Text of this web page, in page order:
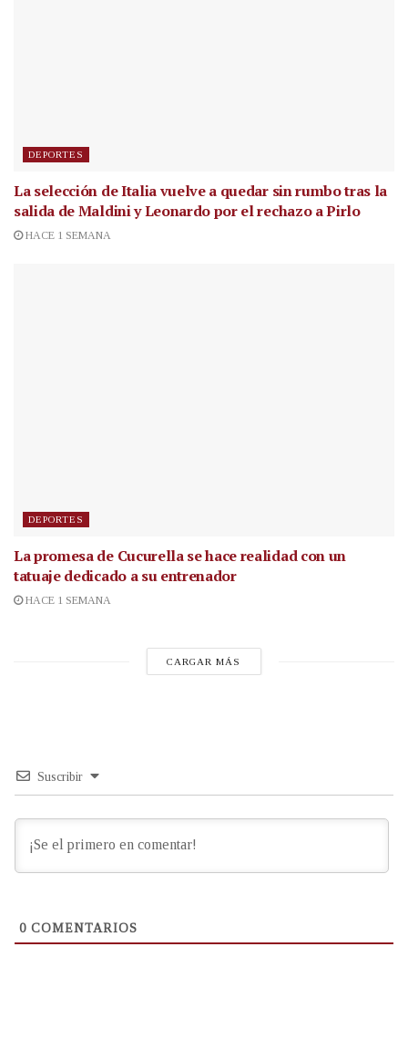
DEPORTES
La selección de Italia vuelve a quedar sin rumbo tras la
salida de Maldini y Leonardo por el rechazo a Pirlo
HACE 1 SEMANA
DEPORTES
La promesa de Cucurella se hace realidad con un
tatuaje dedicado a su entrenador
HACE 1 SEMANA
CARGAR MÁS
Suscribir
0 COMENTARIOS